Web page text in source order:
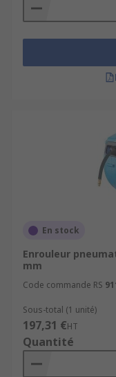
compris les
environnements
En stock
Enrouleur
mm
Code commande RS
Sous-total (1 unité)
197,31 €HT
Quantité